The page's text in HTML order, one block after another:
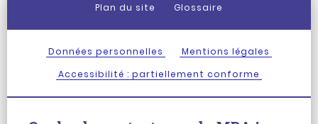
Plan du site Glossaire
Données personnelles
Mentions légales
Accessibilité : partiellement conforme